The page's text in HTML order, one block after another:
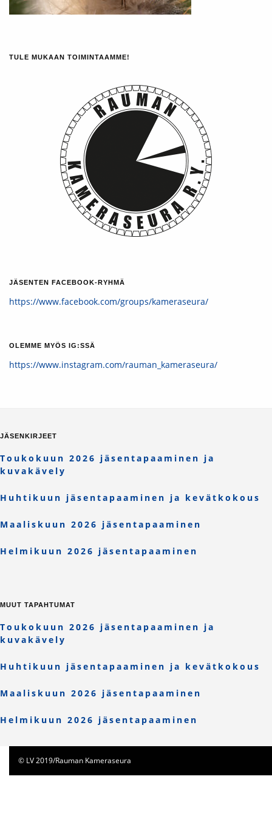
TULE MUKAAN TOIMINTAAMME!
JÄSENTEN FACEBOOK-RYHMÄ
https://www.facebook.com/groups/kameraseura/
OLEMME MYÖS IG:SSÄ
https://www.instagram.com/rauman_kameraseura/
JÄSENKIRJEET
Toukokuun 2026 jäsentapaaminen ja
kuvakävely
Huhtikuun jäsentapaaminen ja kevätkokous
Maaliskuun 2026 jäsentapaaminen
Helmikuun 2026 jäsentapaaminen
MUUT TAPAHTUMAT
Toukokuun 2026 jäsentapaaminen ja
kuvakävely
Huhtikuun jäsentapaaminen ja kevätkokous
Maaliskuun 2026 jäsentapaaminen
Helmikuun 2026 jäsentapaaminen
© LV 2019/Rauman Kameraseura